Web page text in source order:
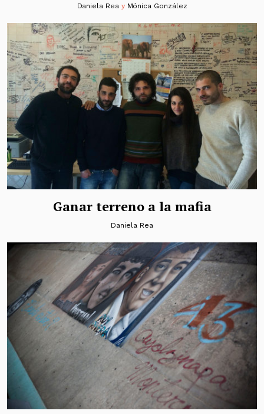
Daniela Reay Mónica González
Ganar terreno a la mafia
Daniela Rea